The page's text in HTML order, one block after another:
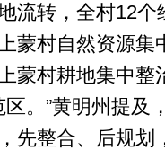
流转，全村12个
蒙村自然资源集
蒙村耕地集中整
区。”黄明州提及
先整合、后规划